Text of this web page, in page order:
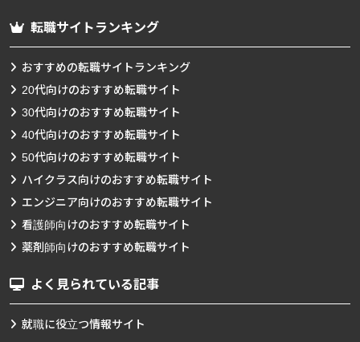
転職サイトランキング
おすすめの転職サイトランキング
20代向けのおすすめ転職サイト
30代向けのおすすめ転職サイト
40代向けのおすすめ転職サイト
50代向けのおすすめ転職サイト
ハイクラス向けのおすすめ転職サイト
エンジニア向けのおすすめ転職サイト
看護師向けのおすすめ転職サイト
薬剤師向けのおすすめ転職サイト
よく見られている記事
就職に役立つ情報サイト